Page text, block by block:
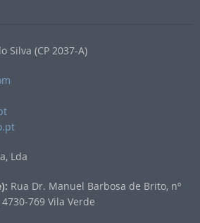
Silva (CP 2037-A)
Lda
Rua Dr. Manuel Barbosa de Brito, nº
769 Vila Verde